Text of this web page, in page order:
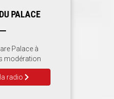
PALACE
Palace à
modération
radio